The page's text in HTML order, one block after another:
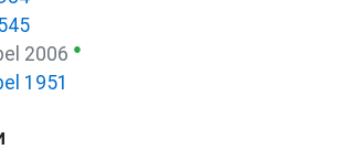
2006 ●
1951